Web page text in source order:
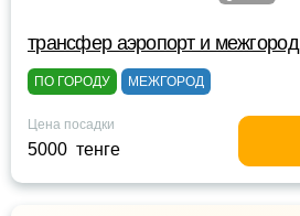
трансфер аэропорт и межгород
ПО ГОРОДУ МЕЖГОРОД
Цена посадки
5000 тенге